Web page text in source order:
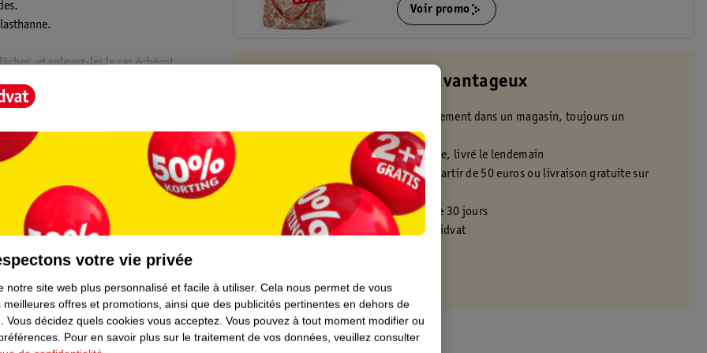
et enlevez-les le cas échéant.
Nos textiles bébé Kruidvat, par exemple,
de la culture du coton et l'amélioration
de coton plus durable. Nous
Cotton Initiative. Ce produit a été
pas forcément le coton « Better Cotton ».
. Ainsi, nous faisons un nouveau petit
Voir promo
Kruidvat est toujours avantageux
Retirez votre commande gratuitement dans un magasin, toujours un
magasin à proximité
Commandé avant 22h en semaine, livré le lendemain
Livraison à domicile gratuite à partir de 50 euros ou livraison gratuite sur
divers produits promotionnels
Retours gratuits dans un délai de 30 jours
Points gratuits avec ta carte Kruidvat
votre vie privée
notre site web plus personnalisé et facile à utiliser. Cela nous permet de vous
meilleures offres et promotions, ainsi que des publicités pertinentes en dehors de
Vous décidez quels cookies vous acceptez. Vous pouvez à tout moment modifier ou
Pour en savoir plus sur le traitement de vos données, veuillez consulter